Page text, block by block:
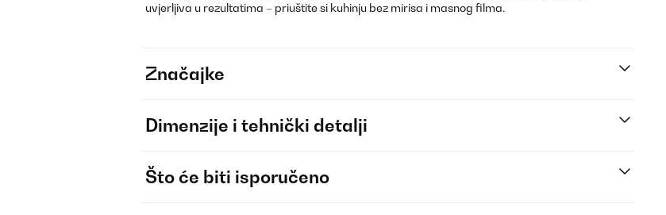
uvjerljiva u rezultatima – priuštite si kuhinju bez mirisa i masnog filma.
Značajke
Dimenzije i tehnički detalji
Što će biti isporučeno